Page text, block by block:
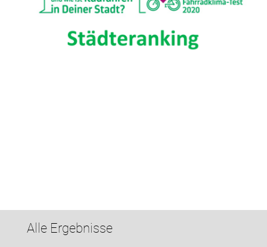
Alle Ergebnisse